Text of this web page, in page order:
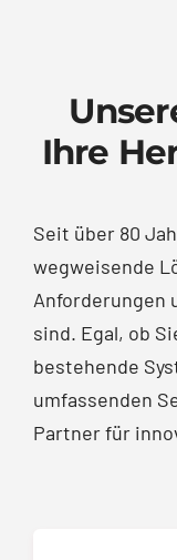
Ihre
Seit über 80
wegweisende
Anforderungen
sind. Egal, ob
bestehende
umfassenden
Partner für